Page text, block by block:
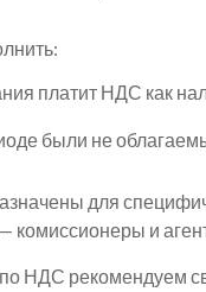
платит НДС как
были не
для
комиссионеры и
НДС рекомендуем